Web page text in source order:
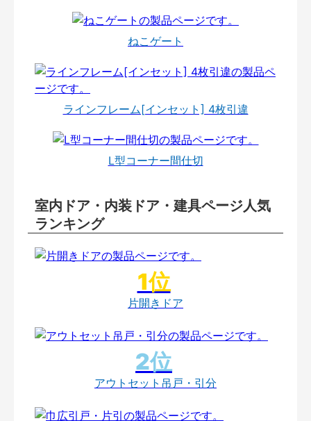
ねこゲート
ラインフレーム[インセット] 4枚引違
L型コーナー間仕切
室内ドア・内装ドア・建具ページ人気
ランキング
片開きドア
アウトセット吊戸・引分